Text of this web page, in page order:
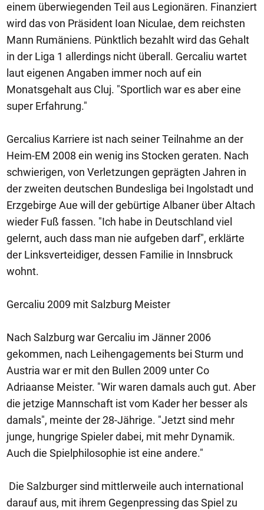
einem überwiegenden Teil aus Legionären. Finanziert
wird das von Präsident Ioan Niculae, dem reichsten
Mann Rumäniens. Pünktlich bezahlt wird das Gehalt
in der Liga 1 allerdings nicht überall. Gercaliu wartet
laut eigenen Angaben immer noch auf ein
Monatsgehalt aus Cluj. "Sportlich war es aber eine
super Erfahrung."
Gercalius Karriere ist nach seiner Teilnahme an der
Heim-EM 2008 ein wenig ins Stocken geraten. Nach
schwierigen, von Verletzungen geprägten Jahren in
der zweiten deutschen Bundesliga bei Ingolstadt und
Erzgebirge Aue will der gebürtige Albaner über Altach
wieder Fuß fassen. "Ich habe in Deutschland viel
gelernt, auch dass man nie aufgeben darf", erklärte
der Linksverteidiger, dessen Familie in Innsbruck
wohnt.
Gercaliu 2009 mit Salzburg Meister
Nach Salzburg war Gercaliu im Jänner 2006
gekommen, nach Leihengagements bei Sturm und
Austria war er mit den Bullen 2009 unter Co
Adriaanse Meister. "Wir waren damals auch gut. Aber
die jetzige Mannschaft ist vom Kader her besser als
damals", meinte der 28-Jährige. "Jetzt sind mehr
junge, hungrige Spieler dabei, mit mehr Dynamik.
Auch die Spielphilosophie ist eine andere."
Die Salzburger sind mittlerweile auch international
darauf aus, mit ihrem Gegenpressing das Spiel zu